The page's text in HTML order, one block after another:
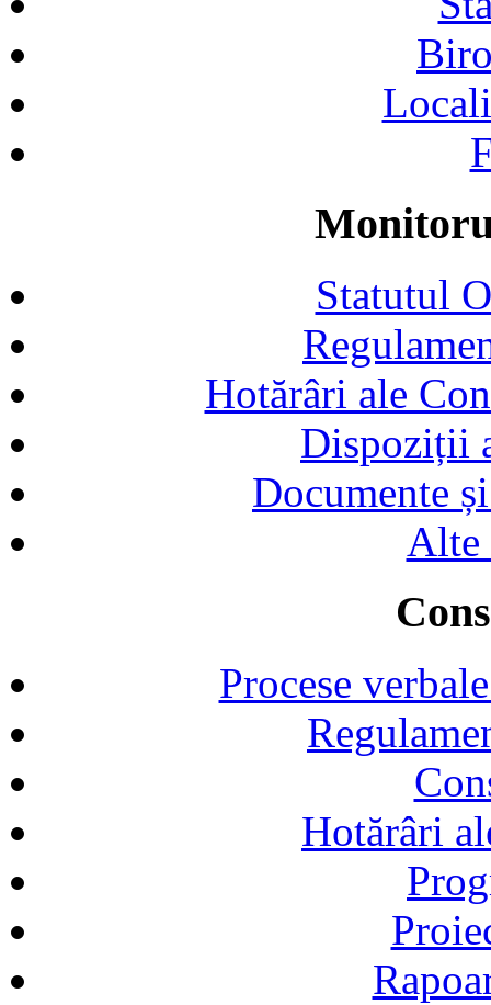
Statutul
Hotărâri ale
Dispoziții
Documente
Alte
Procese
Hotărâri